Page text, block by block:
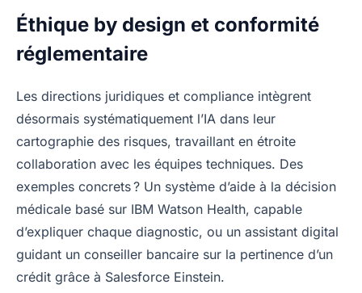
Éthique by design et conformité
réglementaire
Les directions juridiques et compliance intègrent
désormais systématiquement l’IA dans leur
cartographie des risques, travaillant en étroite
collaboration avec les équipes techniques. Des
exemples concrets ? Un système d’aide à la décision
médicale basé sur IBM Watson Health, capable
d’expliquer chaque diagnostic, ou un assistant digital
guidant un conseiller bancaire sur la pertinence d’un
crédit grâce à Salesforce Einstein.